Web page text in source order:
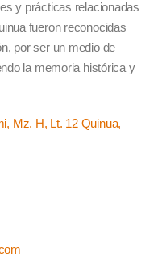
y prácticas relacionadas
fueron reconocidas
por ser un medio de
la memoria histórica y
Mz. H, Lt. 12 Quinua,